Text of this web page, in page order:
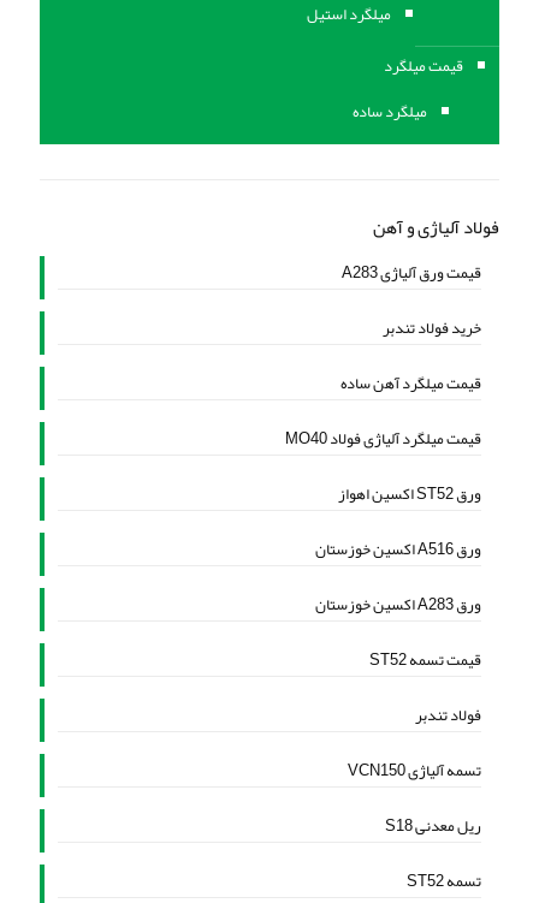
میلگرد استیل
قیمت میلگرد
میلگرد ساده
فولاد آلیاژی و آهن
قیمت ورق آلیاژی A283
خرید فولاد تندبر
قیمت میلگرد آهن ساده
قیمت میلگرد آلیاژی فولاد MO40
ورق ST52 اکسین اهواز
ورق A516 اکسین خوزستان
ورق A283 اکسین خوزستان
قیمت تسمه ST52
فولاد تندبر
تسمه آلیاژی VCN150
ریل معدنی S18
تسمه ST52